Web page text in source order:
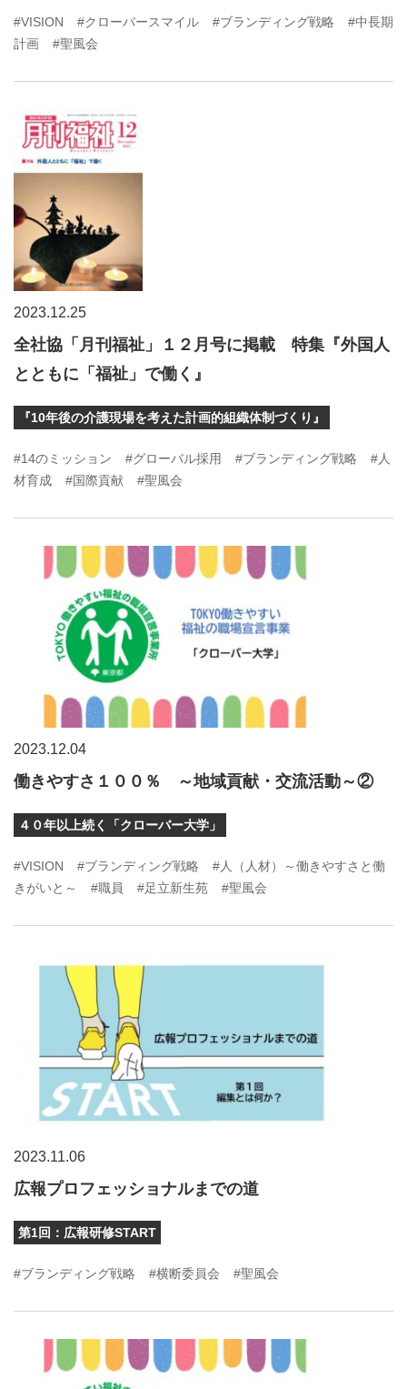
#VISION #クローバースマイル #ブランディング戦略
#中長期
計画
#聖風会
2023.12.25
全社協「月刊福祉」１２月号に掲載 特集『外国人
とともに「福祉」で働く』
『10年後の介護現場を考えた計画的組織体制づくり』
#14のミッション #グローバル採用 #ブランディング戦略
#人
材育成
#国際貢献 #聖風会
2023.12.04
働きやすさ１００％ ～地域貢献・交流活動～②
４０年以上続く「クローバー大学」
#VISION #ブランディング戦略
#人（人材）～働きやすさと働
きがいと～
#職員 #足立新生苑 #聖風会
2023.11.06
広報プロフェッショナルまでの道
第1回：広報研修START
#ブランディング戦略 #横断委員会 #聖風会